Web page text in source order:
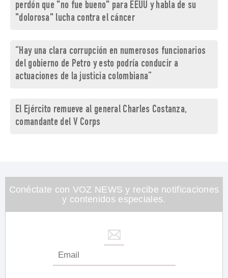
perdón que "no fue bueno" para EEUU y habla de su
"dolorosa" lucha contra el cáncer
“Hay una clara corrupción en numerosos funcionarios
del gobierno de Petro y esto podría conducir a
actuaciones de la justicia colombiana”
El Ejército remueve al general Charles Costanza,
comandante del V Corps
Conéctate con VOZ NEWS y recibe notificaciones
y contenidos especiales.